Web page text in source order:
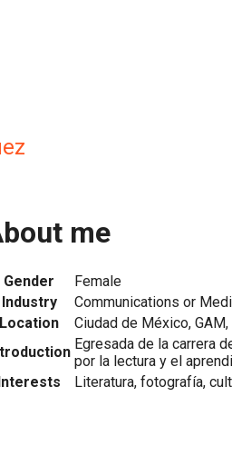
me
Gender
Female
Industry
Communications or
Location
Ciudad de México,
Egresada de la carrera
por la lectura y el
Literatura, fotografía,